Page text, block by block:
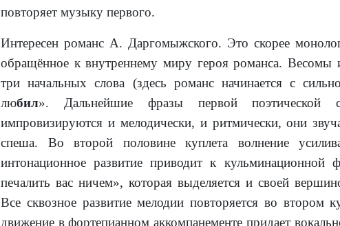
повторяет музыку первого.
Интересен романс А. Даргомыжского. Это скорее
обращённое к внутреннему миру героя романса. Весомы
три начальных слова (здесь романс начинается с
любил». Дальнейшие фразы первой
импровизируются и мелодически, и ритмически, они
спеша. Во второй половине куплета волнение
интонационное развитие приводит к кульминационной
печалить вас ничем», которая выделяется и своей
Все сквозное развитие мелодии повторяется во втором
движение в фортепианном аккомпанементе придает